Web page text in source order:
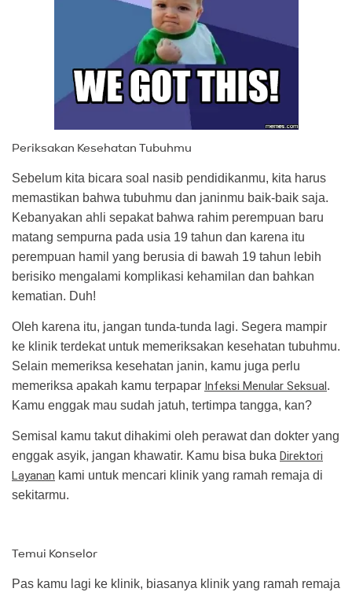
Periksakan Kesehatan Tubuhmu
Sebelum kita bicara soal nasib pendidikanmu, kita harus
memastikan bahwa tubuhmu dan janinmu baik-baik saja.
Kebanyakan ahli sepakat bahwa rahim perempuan baru
matang sempurna pada usia 19 tahun dan karena itu
perempuan hamil yang berusia di bawah 19 tahun lebih
berisiko mengalami komplikasi kehamilan dan bahkan
kematian. Duh!
Oleh karena itu, jangan tunda-tunda lagi. Segera mampir
ke klinik terdekat untuk memeriksakan kesehatan tubuhmu.
Selain memeriksa kesehatan janin, kamu juga perlu
memeriksa apakah kamu terpapar Infeksi Menular Seksual.
Kamu enggak mau sudah jatuh, tertimpa tangga, kan?
Semisal kamu takut dihakimi oleh perawat dan dokter yang
enggak asyik, jangan khawatir. Kamu bisa buka Direktori
Layanan kami untuk mencari klinik yang ramah remaja di
sekitarmu.
Temui Konselor
Pas kamu lagi ke klinik, biasanya klinik yang ramah remaja